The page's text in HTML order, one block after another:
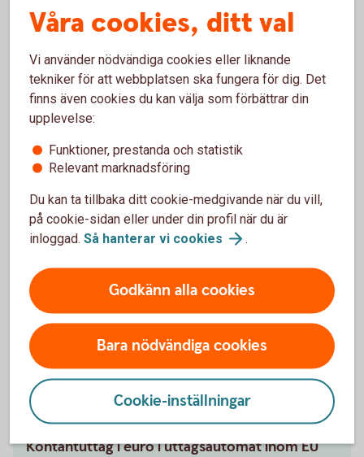
Ersätt trasigt eller borttappat kort
Om ditt kort är trasigt, slitet eller kommit bort kan du
ersätta det.
Trasigt kort? Skaffaersättningskort
Pris för Mastercard ung
Årsavgift
0 kr
Kontantuttag (på bank-och växlingskontor där
uttag med kort är möjligt)
Kontantuttag i euro i uttagsautomat inom EU
Våra cookies, ditt val
Vi använder nödvändiga cookies eller liknande
tekniker för att webbplatsen ska fungera för dig. Det
finns även cookies du kan välja som förbättrar din
upplevelse:
Funktioner, prestanda och statistik
Relevant marknadsföring
Du kan ta tillbaka ditt cookie-medgivande när du vill,
på cookie-sidan eller under din profil när du är
inloggad. Så hanterar vi cookies .
Godkänn alla cookies
Bara nödvändiga cookies
Cookie-inställningar